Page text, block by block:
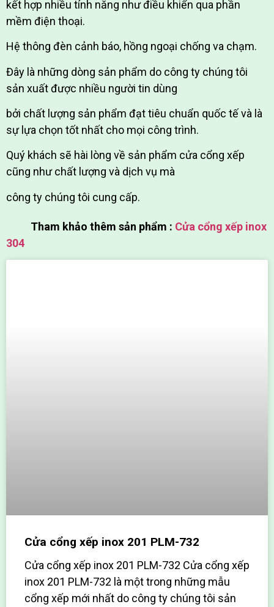
kết hợp nhiều tính năng như điều khiển qua phần
mềm điện thoại.
Hệ thông đèn cảnh báo, hồng ngoại chống va chạm.
Đây là những dòng sản phẩm do công ty chúng tôi
sản xuất được nhiều người tin dùng
bởi chất lượng sản phẩm đạt tiêu chuẩn quốc tế và là
sự lựa chọn tốt nhất cho mọi công trình.
Quý khách sẽ hài lòng về sản phẩm cửa cổng xếp
cũng như chất lượng và dịch vụ mà
công ty chúng tôi cung cấp.
Tham khảo thêm sản phẩm : Cửa cổng xếp inox
304
Cửa cổng xếp inox 201 PLM-732
Cửa cổng xếp inox 201 PLM-732 Cửa cổng xếp
inox 201 PLM-732 là một trong những mẫu
cổng xếp mới nhất do công ty chúng tôi sản